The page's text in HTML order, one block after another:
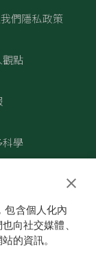
們隱私政策
點
學
包含個人化內
向社交媒體、
的資訊。